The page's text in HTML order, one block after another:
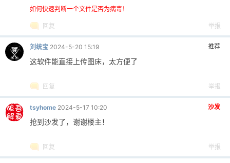
如何快速判断一个文件是否为病毒！
回复 举报
推荐
刘统宝 2024-5-20 15:19
这软件能直接上传图床，太方便了
回复 举报
沙发
tsyhome 2024-5-17 10:20
抢到沙发了，谢谢楼主！
回复 举报